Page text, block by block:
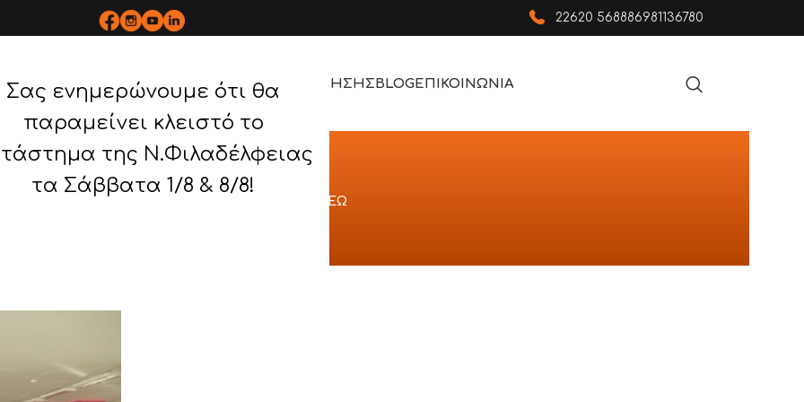
Σας ενημερώνουμε ότι θα
παραμείνει κλειστό το
της Ν.Φιλαδέλφειας
τα Σάββατα 1/8 & 8/8!
22620 568886981136780
BOPLANΥΠΗΡΕΣΙΕΣ ΕΡΓΑ ΤΡΟΠΟΣ ΧΡΗΣΗΣBLOGΕΠΙΚΟΙΝΩΝΙΑ
ΕΡΓΑ
ΕΡΓΑ GP PRODUCTS A.E. (XΑΡΜΑΝΗΣ) ΑΙΓΑΛΕΩ